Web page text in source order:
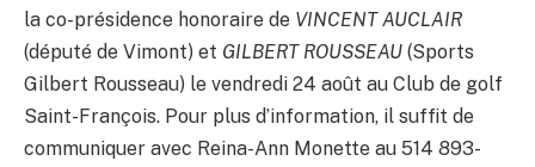
la co-présidence honoraire de VINCENT AUCLAIR
(député de Vimont) et GILBERT ROUSSEAU (Sports
Gilbert Rousseau) le vendredi 24 août au Club de golf
Saint-François. Pour plus d’information, il suffit de
communiquer avec Reina-Ann Monette au 514 893-